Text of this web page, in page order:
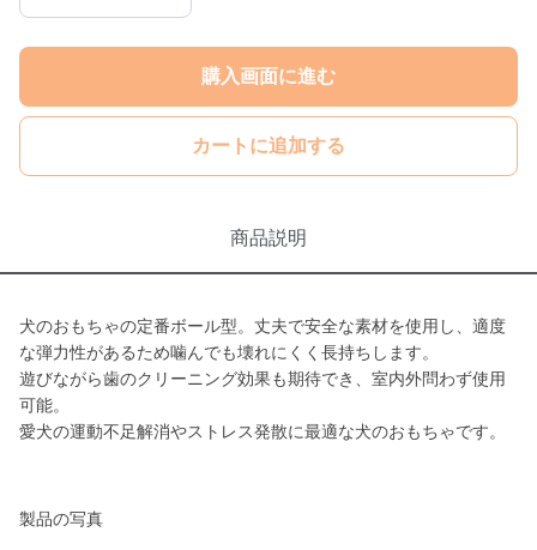
購入画面に進む
カートに追加する
商品説明
犬のおもちゃの定番ボール型。丈夫で安全な素材を使用し、適度
な弾力性があるため噛んでも壊れにくく長持ちします。
遊びながら歯のクリーニング効果も期待でき、室内外問わず使用
可能。
愛犬の運動不足解消やストレス発散に最適な犬のおもちゃです。
製品の写真